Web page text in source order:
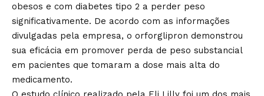
obesos e com diabetes tipo 2 a perder peso
significativamente. De acordo com as informações
divulgadas pela empresa, o orforglipron demonstrou
sua eficácia em promover perda de peso substancial
em pacientes que tomaram a dose mais alta do
medicamento.